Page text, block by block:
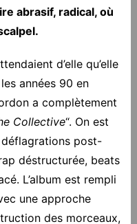
abrasif, radical, où
d’elle qu’elle
années 90 en
a complètement
Collective“. On est
post-
déstructurée, beats
L’album est rempli
une approche
des morceaux,